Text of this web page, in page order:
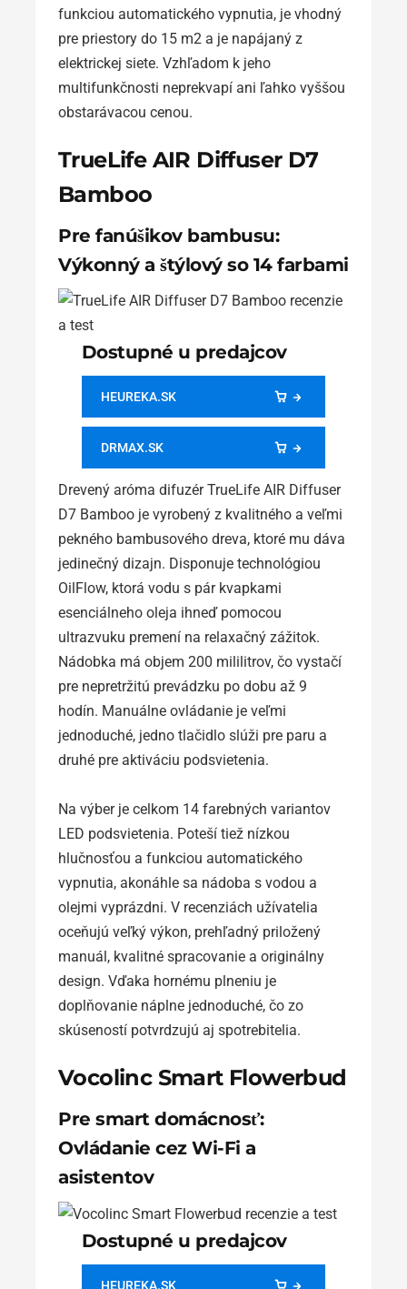
funkciou automatického vypnutia, je vhodný
pre priestory do 15 m2 a je napájaný z
elektrickej siete. Vzhľadom k jeho
multifunkčnosti neprekvapí ani ľahko vyššou
obstarávacou cenou.
TrueLife AIR Diffuser D7
Bamboo
Pre fanúšikov bambusu:
Výkonný a štýlový so 14 farbami
Dostupné u predajcov
HEUREKA.SK
DRMAX.SK
Drevený aróma difuzér TrueLife AIR Diffuser
D7 Bamboo je vyrobený z kvalitného a veľmi
pekného bambusového dreva, ktoré mu dáva
jedinečný dizajn. Disponuje technológiou
OilFlow, ktorá vodu s pár kvapkami
esenciálneho oleja ihneď pomocou
ultrazvuku premení na relaxačný zážitok.
Nádobka má objem 200 mililitrov, čo vystačí
pre nepretržitú prevádzku po dobu až 9
hodín. Manuálne ovládanie je veľmi
jednoduché, jedno tlačidlo slúži pre paru a
druhé pre aktiváciu podsvietenia.
Na výber je celkom 14 farebných variantov
LED podsvietenia. Poteší tiež nízkou
hlučnosťou a funkciou automatického
vypnutia, akonáhle sa nádoba s vodou a
olejmi vyprázdni. V recenziách užívatelia
oceňujú veľký výkon, prehľadný priložený
manuál, kvalitné spracovanie a originálny
design. Vďaka hornému plneniu je
doplňovanie náplne jednoduché, čo zo
skúseností potvrdzujú aj spotrebitelia.
Vocolinc Smart Flowerbud
Pre smart domácnosť:
Ovládanie cez Wi-Fi a
asistentov
Dostupné u predajcov
HEUREKA.SK